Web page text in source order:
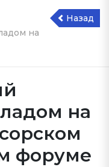
на
Назад
на
форуме